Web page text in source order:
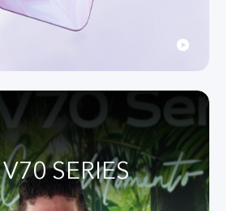
V70 SERIES